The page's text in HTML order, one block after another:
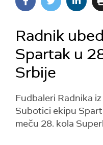
Radnik
Spartak u
Srbije
Fudbaleri Radnika
Subotici ekipu
meču 28. kola